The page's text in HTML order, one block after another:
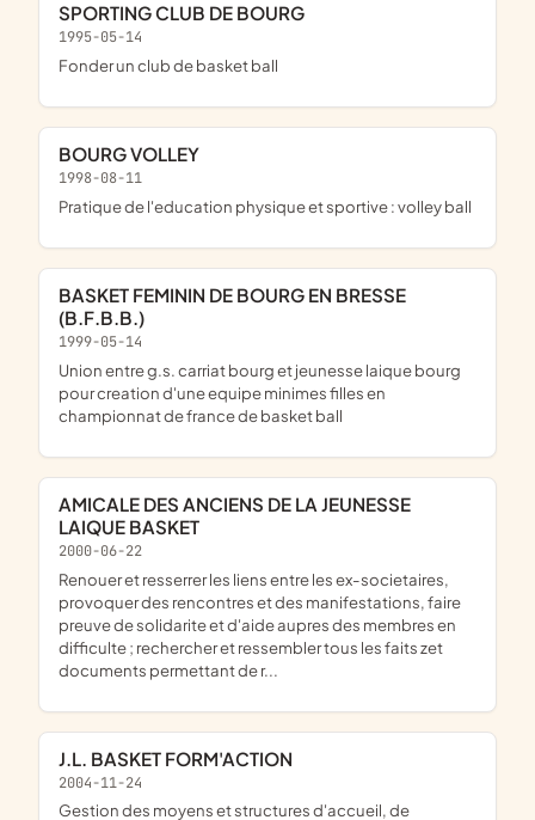
SPORTING CLUB DE BOURG
1995-05-14
fonder un club de basket ball
BOURG VOLLEY
1998-08-11
pratique de l'education physique et sportive : volley ball
BASKET FEMININ DE BOURG EN BRESSE
(B.F.B.B.)
1999-05-14
union entre g.s. carriat bourg et jeunesse laique bourg
pour creation d'une equipe minimes filles en
championnat de france de basket ball
AMICALE DES ANCIENS DE LA JEUNESSE
LAIQUE BASKET
2000-06-22
renouer et resserrer les liens entre les ex-societaires,
provoquer des rencontres et des manifestations, faire
preuve de solidarite et d'aide aupres des membres en
difficulte ; rechercher et ressembler tous les faits zet
documents permettant de r...
J.L. BASKET FORM'ACTION
2004-11-24
gestion des moyens et structures d'accueil, de